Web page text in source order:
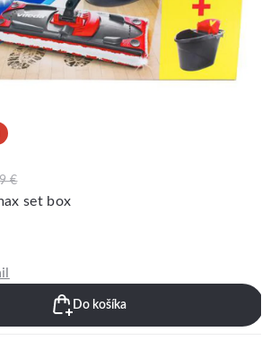
€
set box
Do košíka